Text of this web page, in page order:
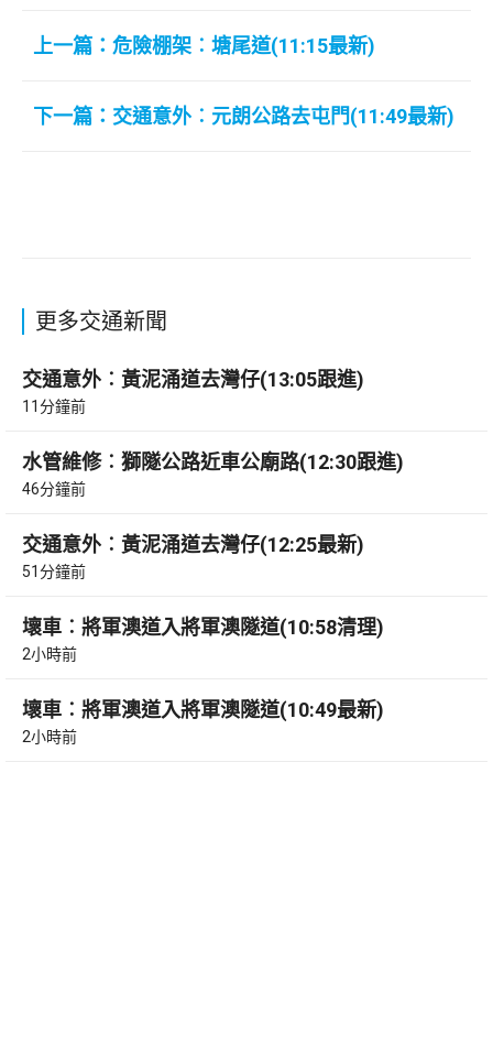
上一篇：危險棚架︰塘尾道(11:15最新)
下一篇：交通意外︰元朗公路去屯門(11:49最新)
更多交通新聞
交通意外︰黃泥涌道去灣仔(13:05跟進)
11分鐘前
水管維修︰獅隧公路近車公廟路(12:30跟進)
46分鐘前
交通意外︰黃泥涌道去灣仔(12:25最新)
51分鐘前
壞車︰將軍澳道入將軍澳隧道(10:58清理)
2小時前
壞車︰將軍澳道入將軍澳隧道(10:49最新)
2小時前